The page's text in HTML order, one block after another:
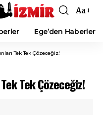
Font
Resizer
Aa
Ege’den Haberler
Tek Tek Çözeceğiz!
Tek Çözeceğiz!